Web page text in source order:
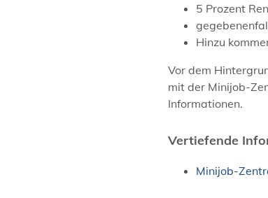
5 Prozent
Hinzu
Vor dem
mit der Minijob-
Informationen.
Vertiefende
Minijob-